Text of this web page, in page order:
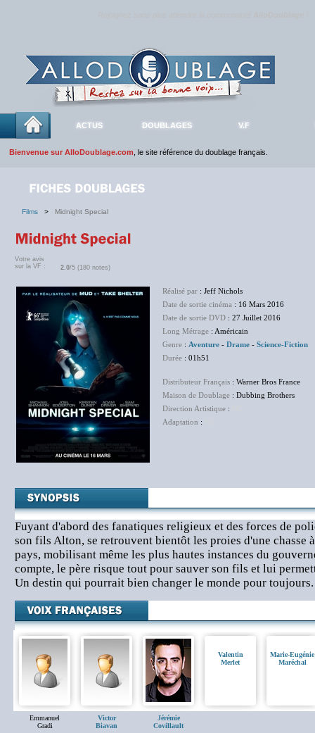
ACTUS DOUBLAGES V.F
Bienvenue sur AlloDoublage.com , le site référence du doublage français.
Films > Midnight Special
Votre avis
sur la VF :
2.0/5 (180 notes)
Réalisé par : Jeff Nichols
Date de sortie cinéma : 16 Mars 2016
Date de sortie DVD : 27 Juillet 2016
Long Métrage : Américain
Genre : Aventure - Drame - Science-Fiction
Durée : 01h51
Distributeur Français : Warner Bros France
Maison de Doublage : Dubbing Brothers
Direction Artistique :
Adaptation :
Fuyant d'abord des fanatiques religieux et des forces de
son fils Alton, se retrouvent bientôt les proies d'une chasse
pays, mobilisant même les plus hautes instances du
compte, le père risque tout pour sauver son fils et lui
Un destin qui pourrait bien changer le monde pour toujours.
Emmanuel
Gradi
Victor
Biavan
Jérémie
Covillault
Valentin
Merlet
Marie-Eugénie
Maréchal